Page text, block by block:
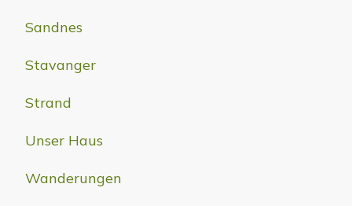
Sandnes
Stavanger
Strand
Unser Haus
Wanderungen